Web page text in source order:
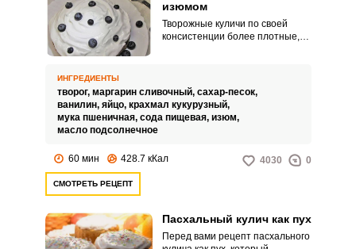
изюмом
Творожные куличи по своей
консистенции более плотные,
куличе не ощущается, при этом
творог не теряет своих
полезных свойств при
термообработке.
ИНГРЕДИЕНТЫ
творог, маргарин сливочный, сахар-песок,
ванилин, яйцо, крахмал кукурузный,
мука пшеничная, сода пищевая, изюм,
масло подсолнечное
60 мин 428.7 кКал 4030 0
СМОТРЕТЬ РЕЦЕПТ
Пасхальный кулич как пух
Перед вами рецепт пасхального